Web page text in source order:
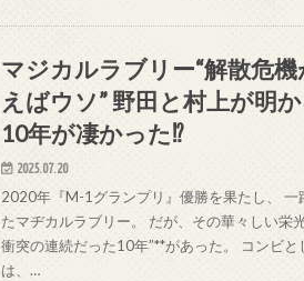
マジカルラブリー“解散危
えばウソ” 野田と村上が明
10年が凄かった⁉
2025.07.20
2020年『M-1グランプリ』優勝を果たし、 一
たマヂカルラブリー。 だが、その華々しい栄
衝突の連続だった10年”**があった。 コンビ
は、…